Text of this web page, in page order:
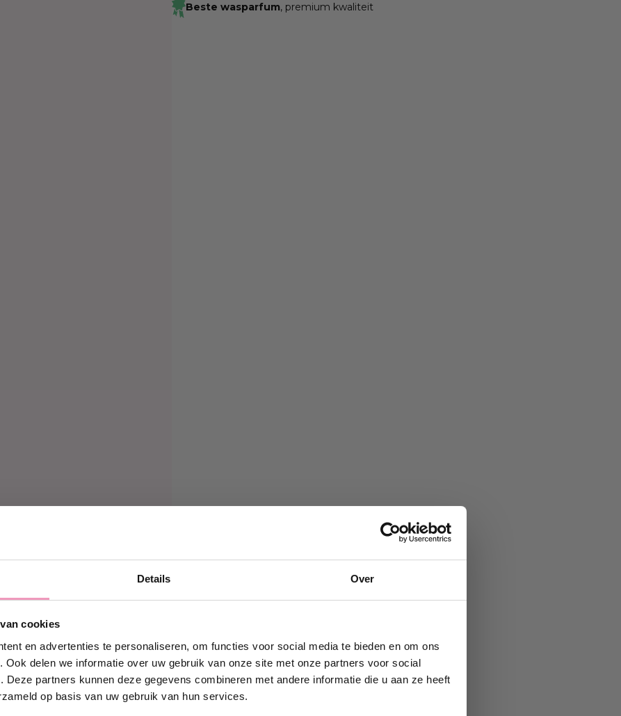
Details Over
cookies
en advertenties te personaliseren, om functies voor social media te bieden en om ons
Ook delen we informatie over uw gebruik van onze site met onze partners voor social
Deze partners kunnen deze gegevens combineren met andere informatie die u aan ze heeft
op basis van uw gebruik van hun services.
Beste wasparfum, premium kwaliteit
10% korting!
ontvang direct
eerste bestelling bij